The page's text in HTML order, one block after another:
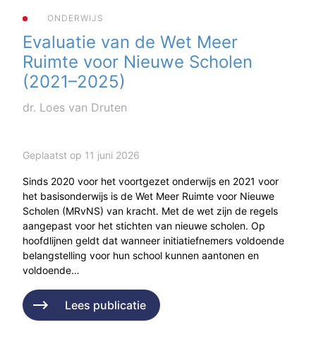
ONDERWIJS
Evaluatie van de Wet Meer
Ruimte voor Nieuwe Scholen
(2021–2025)
dr. Loes van Druten
Geplaatst op 11 juni 2026
Sinds 2020 voor het voortgezet onderwijs en 2021 voor
het basisonderwijs is de Wet Meer Ruimte voor Nieuwe
Scholen (MRvNS) van kracht. Met de wet zijn de regels
aangepast voor het stichten van nieuwe scholen. Op
hoofdlijnen geldt dat wanneer initiatiefnemers voldoende
belangstelling voor hun school kunnen aantonen en
voldoende…
Lees publicatie